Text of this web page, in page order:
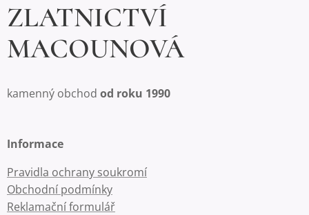
ZLATNICTVÍ
MACOUNOVÁ
kamenný obchod od roku 1990
Informace
Pravidla ochrany soukromí
Obchodní podmínky
Reklamační formulář